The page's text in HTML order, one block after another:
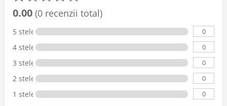
0.00 (0 recenzii total)
5 stele 0
4 stele 0
3 stele 0
2 stele 0
1 stele 0